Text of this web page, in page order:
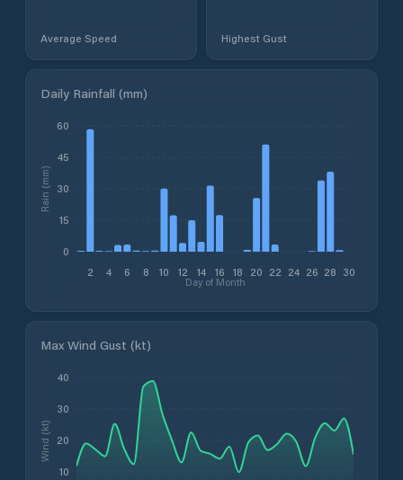
Average Speed Highest Gust
Daily Rainfall (mm)
2 4 6 8 10 12 14 16 18 20 22 24 26 28 30
Day of Month
0
15
30
45
60
Rain (mm)
Max Wind Gust (kt)
10
20
30
40
Wind (kt)